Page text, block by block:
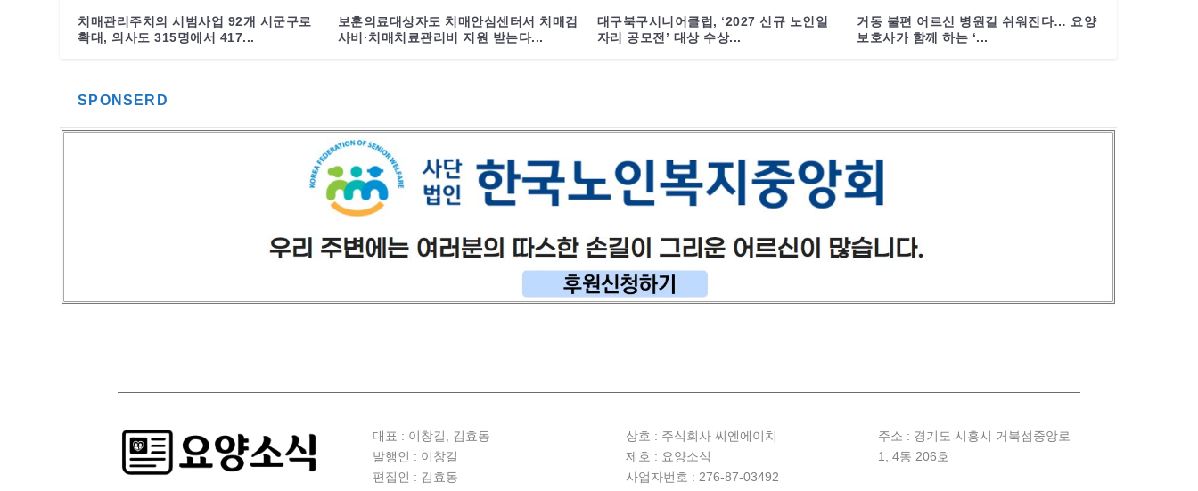
치매관리주치의 시범사업 92개 시군구로
확대, 의사도 315명에서 417...
보훈의료대상자도 치매안심센터서 치매검
사비·치매치료관리비 지원 받는다...
대구북구시니어클럽, ‘2027 신규 노인일
자리 공모전’ 대상 수상...
거동 불편 어르신 병원길 쉬워진다… 요양
보호사가 함께 하는 ‘...
SPONSERD
대표 : 이창길, 김효동
발행인 : 이창길
편집인 : 김효동
상호 : 주식회사 씨엔에이치
제호 : 요양소식
사업자번호 : 276-87-03492
주소 : 경기도 시흥시 거북섬중앙로
1, 4동 206호